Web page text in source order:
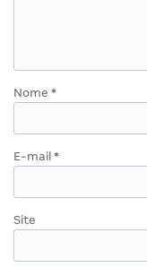
Nome *
E-mail *
Site